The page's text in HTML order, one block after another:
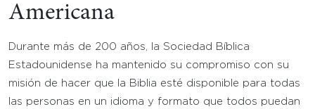
Americana
Durante más de 200 años, la Sociedad Bíblica
Estadounidense ha mantenido su compromiso con su
misión de hacer que la Biblia esté disponible para todas
las personas en un idioma y formato que todos puedan